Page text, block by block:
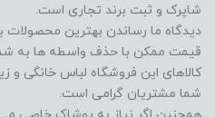
شاپرک و ثبت برند تجاری است.
دیدگاه ما رساندن بهترین محصولات
قیمت ممکن با حذف واسطه ها به
کالاهای این فروشگاه لباس خانگی و
شما مشتریان گرامی است.